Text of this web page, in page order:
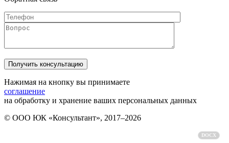
Нажимая на кнопку вы принимаете
соглашение
на обработку и хранение ваших персональных данных
© ООО ЮК «Консультант», 2017–2026
DOCX